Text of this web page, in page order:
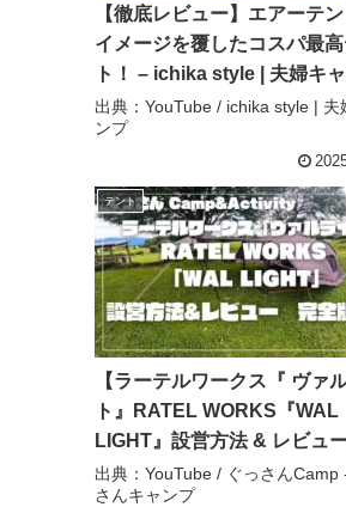
【徹底レビュー】エアーテ
イメージを覆したコスパ最
ト！ – ichika style | 夫婦キ
出典：YouTube / ichika style | 夫
ンプ
テント
【ラーテルワークス『 ヴァ
ト』RATEL WORKS『WAL
LIGHT』設営方法 & レビュー 完
版‼️】 – ぐっさんCamp – ぐ
キャンプ
出典：YouTube / ぐっさんCamp
さんキャンプ